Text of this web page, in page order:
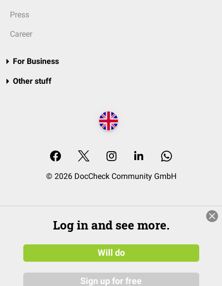
Press
Career
For Business
Other stuff
© 2026 DocCheck Community GmbH
Log in and see more.
Will do
Sign up for free